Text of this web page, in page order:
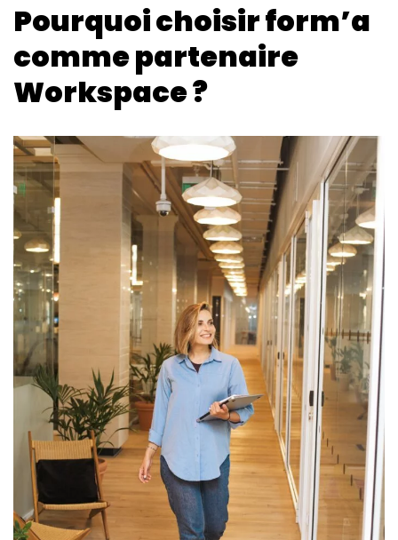
Pourquoi choisir form’a
comme partenaire
Workspace ?